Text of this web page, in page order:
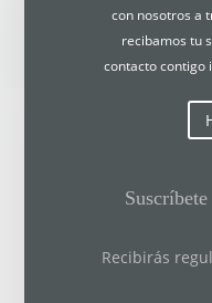
con nosotros a
recibamos tu
contacto contigo
Recibirás